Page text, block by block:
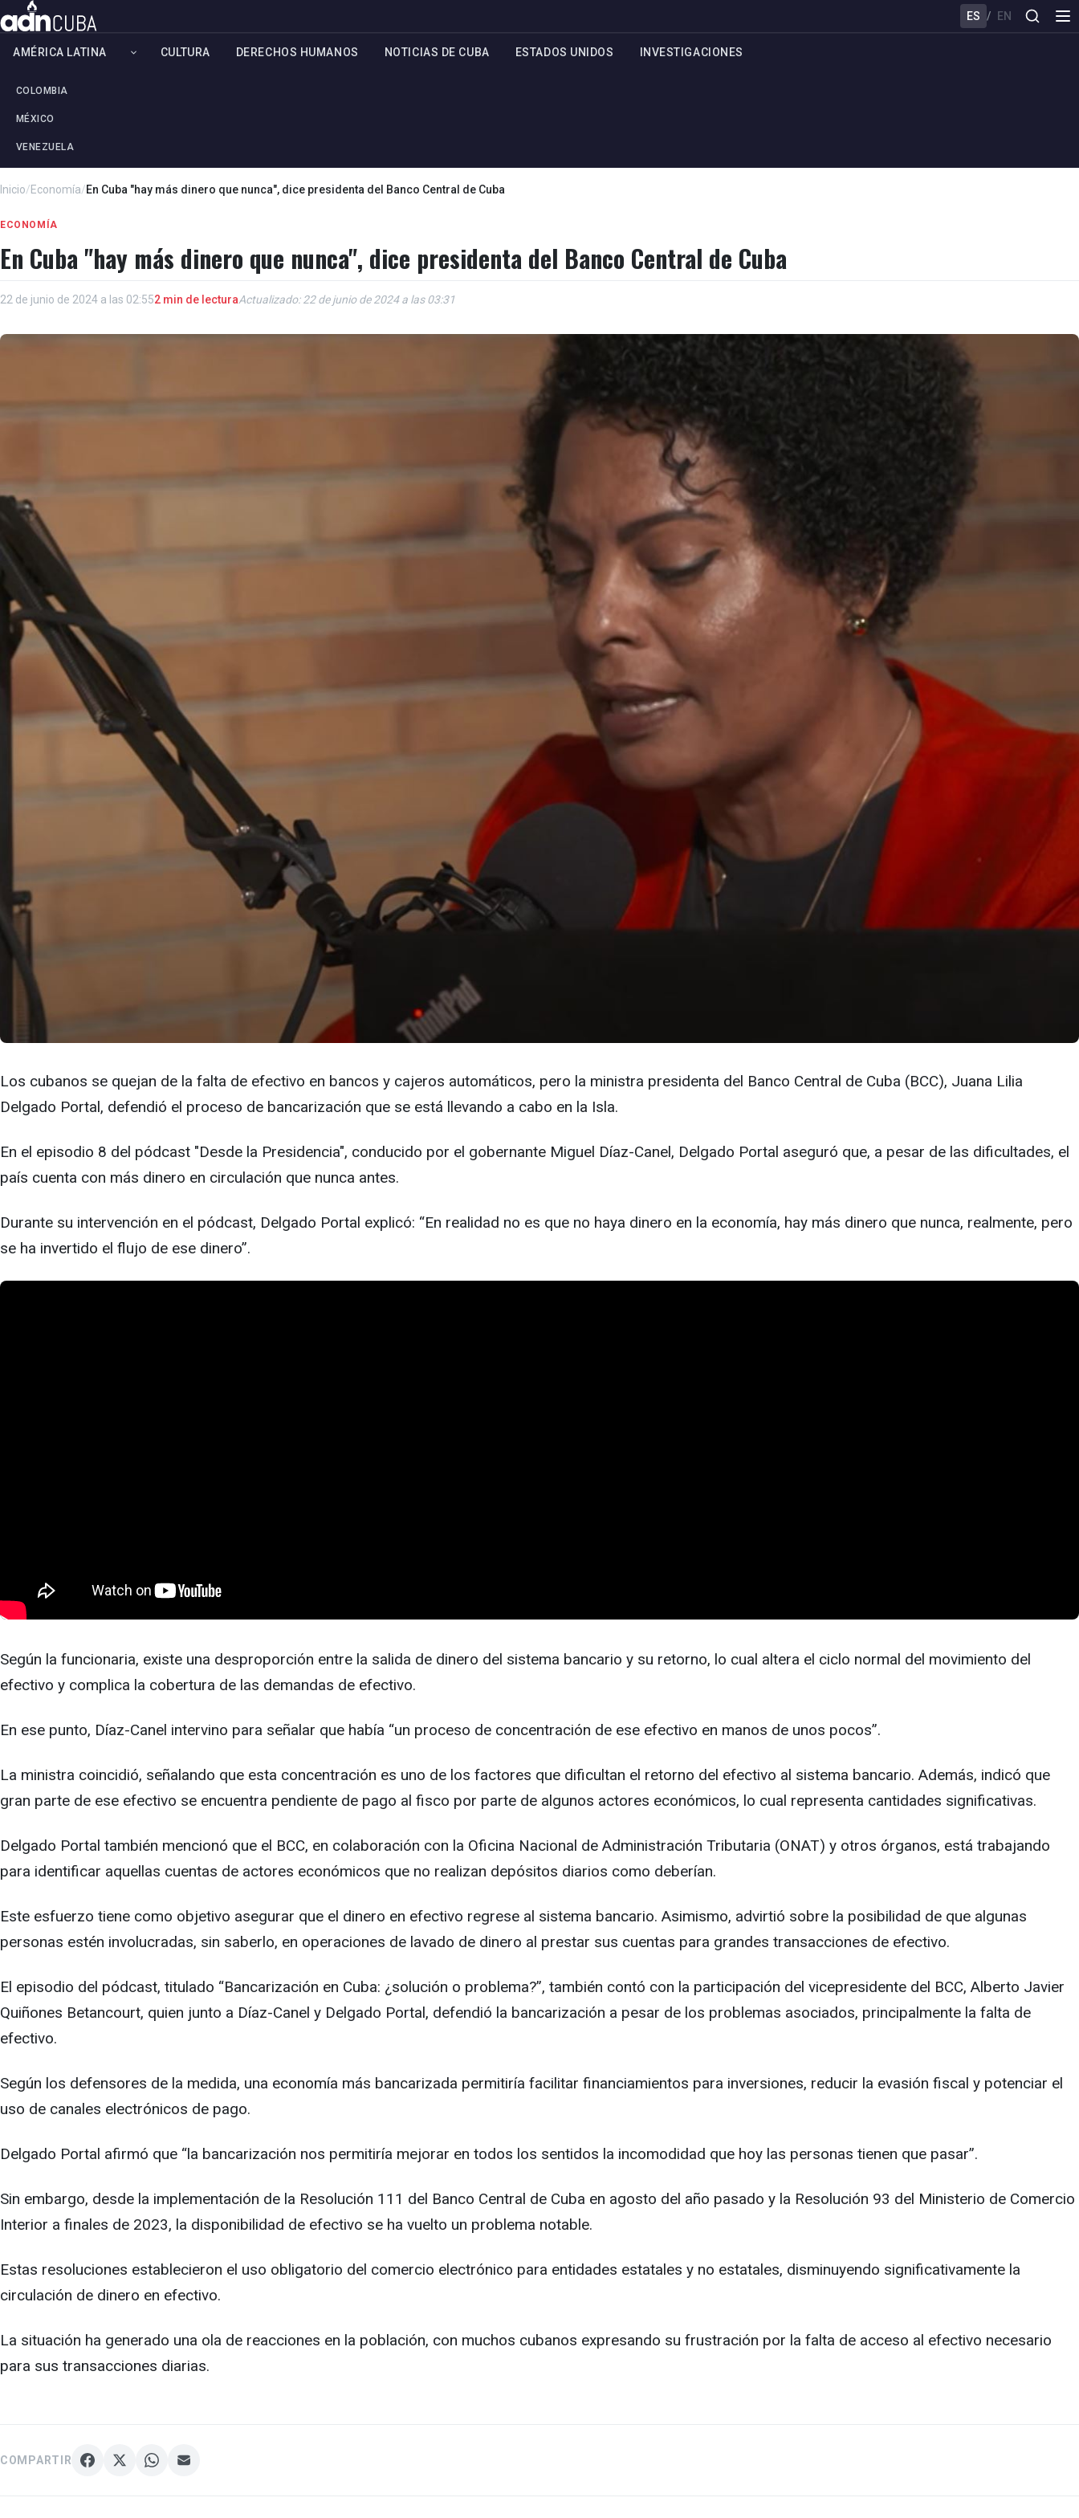
ES / EN
AMÉRICA LATINA
COLOMBIA
MÉXICO
VENEZUELA
CULTURA DERECHOS HUMANOS NOTICIAS DE CUBA ESTADOS UNIDOS INVESTIGACIONES
Inicio/Economía/En Cuba "hay más dinero que nunca", dice presidenta del Banco Central de Cuba
ECONOMÍA
En Cuba "hay más dinero que nunca", dice presidenta del Banco Central de Cuba
22 de junio de 2024 a las 02:552 min de lecturaActualizado: 22 de junio de 2024 a las 03:31
Los cubanos se quejan de la falta de efectivo en bancos y cajeros automáticos, pero la ministra presidenta del Banco Central de Cuba (BCC), Juana Lilia
Delgado Portal, defendió el proceso de bancarización que se está llevando a cabo en la Isla.
En el episodio 8 del pódcast "Desde la Presidencia", conducido por el gobernante Miguel Díaz-Canel, Delgado Portal aseguró que, a pesar de las dificultades, el
país cuenta con más dinero en circulación que nunca antes.
Durante su intervención en el pódcast, Delgado Portal explicó: “En realidad no es que no haya dinero en la economía, hay más dinero que nunca, realmente, pero
se ha invertido el flujo de ese dinero”.
Según la funcionaria, existe una desproporción entre la salida de dinero del sistema bancario y su retorno, lo cual altera el ciclo normal del movimiento del
efectivo y complica la cobertura de las demandas de efectivo.
En ese punto, Díaz-Canel intervino para señalar que había “un proceso de concentración de ese efectivo en manos de unos pocos”.
La ministra coincidió, señalando que esta concentración es uno de los factores que dificultan el retorno del efectivo al sistema bancario. Además, indicó que
gran parte de ese efectivo se encuentra pendiente de pago al fisco por parte de algunos actores económicos, lo cual representa cantidades significativas.
Delgado Portal también mencionó que el BCC, en colaboración con la Oficina Nacional de Administración Tributaria (ONAT) y otros órganos, está trabajando
para identificar aquellas cuentas de actores económicos que no realizan depósitos diarios como deberían.
Este esfuerzo tiene como objetivo asegurar que el dinero en efectivo regrese al sistema bancario. Asimismo, advirtió sobre la posibilidad de que algunas
personas estén involucradas, sin saberlo, en operaciones de lavado de dinero al prestar sus cuentas para grandes transacciones de efectivo.
El episodio del pódcast, titulado “Bancarización en Cuba: ¿solución o problema?”, también contó con la participación del vicepresidente del BCC, Alberto Javier
Quiñones Betancourt, quien junto a Díaz-Canel y Delgado Portal, defendió la bancarización a pesar de los problemas asociados, principalmente la falta de
efectivo.
Según los defensores de la medida, una economía más bancarizada permitiría facilitar financiamientos para inversiones, reducir la evasión fiscal y potenciar el
uso de canales electrónicos de pago.
Delgado Portal afirmó que “la bancarización nos permitiría mejorar en todos los sentidos la incomodidad que hoy las personas tienen que pasar”.
Sin embargo, desde la implementación de la Resolución 111 del Banco Central de Cuba en agosto del año pasado y la Resolución 93 del Ministerio de Comercio
Interior a finales de 2023, la disponibilidad de efectivo se ha vuelto un problema notable.
Estas resoluciones establecieron el uso obligatorio del comercio electrónico para entidades estatales y no estatales, disminuyendo significativamente la
circulación de dinero en efectivo.
La situación ha generado una ola de reacciones en la población, con muchos cubanos expresando su frustración por la falta de acceso al efectivo necesario
para sus transacciones diarias.
COMPARTIR